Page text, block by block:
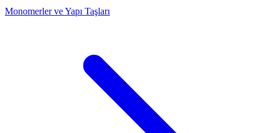
Monomerler ve Yapı Taşları